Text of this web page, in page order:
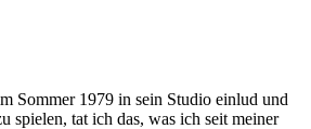
Sommer 1979 in sein Studio einlud und
spielen, tat ich das, was ich seit meiner